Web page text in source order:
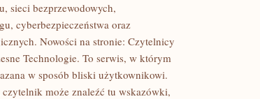
sieci bezprzewodowych,
cyberbezpieczeństwa oraz
Nowości na stronie: Czytelnicy
Technologie. To serwis, w którym
w sposób bliski użytkownikowi.
może znaleźć tu wskazówki,